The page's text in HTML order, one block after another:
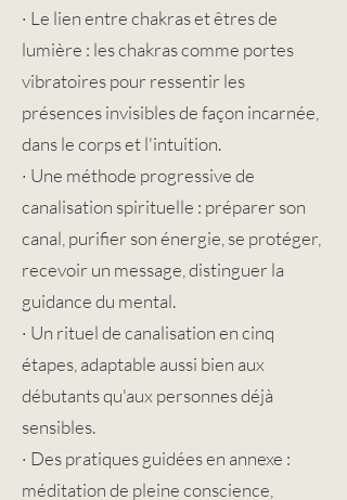
· Le lien entre chakras et êtres de
lumière : les chakras comme portes
vibratoires pour ressentir les
présences invisibles de façon incarnée,
dans le corps et l'intuition.
· Une méthode progressive de
canalisation spirituelle : préparer son
canal, purifier son énergie, se protéger,
recevoir un message, distinguer la
guidance du mental.
· Un rituel de canalisation en cinq
étapes, adaptable aussi bien aux
débutants qu'aux personnes déjà
sensibles.
· Des pratiques guidées en annexe :
méditation de pleine conscience,